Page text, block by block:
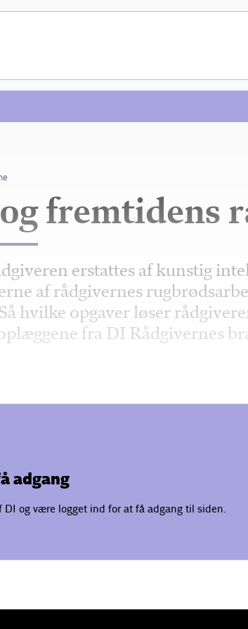
fremtidens
erstattes af kunstig
af rådgivernes
hvilke opgaver løser
fra DI Rådgivernes
adgang
DI og være logget ind for at få adgang til siden.